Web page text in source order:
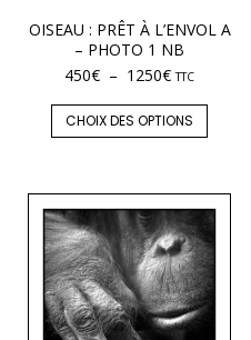
OISEAU : PRÊT À L’ENVOL A
– PHOTO 1 NB
450€ – 1250€ TTC
CHOIX DES OPTIONS